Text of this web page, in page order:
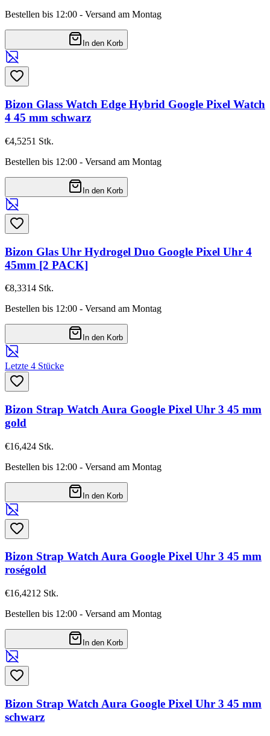
Bestellen bis 12:00 - Versand am Montag
In den Korb
Bizon Glass Watch Edge Hybrid Google Pixel Watch
4 45 mm schwarz
€4,5251 Stk.
Bestellen bis 12:00 - Versand am Montag
In den Korb
Bizon Glas Uhr Hydrogel Duo Google Pixel Uhr 4
45mm [2 PACK]
€8,3314 Stk.
Bestellen bis 12:00 - Versand am Montag
In den Korb
Letzte 4 Stücke
Bizon Strap Watch Aura Google Pixel Uhr 3 45 mm
gold
€16,424 Stk.
Bestellen bis 12:00 - Versand am Montag
In den Korb
Bizon Strap Watch Aura Google Pixel Uhr 3 45 mm
roségold
€16,4212 Stk.
Bestellen bis 12:00 - Versand am Montag
In den Korb
Bizon Strap Watch Aura Google Pixel Uhr 3 45 mm
schwarz